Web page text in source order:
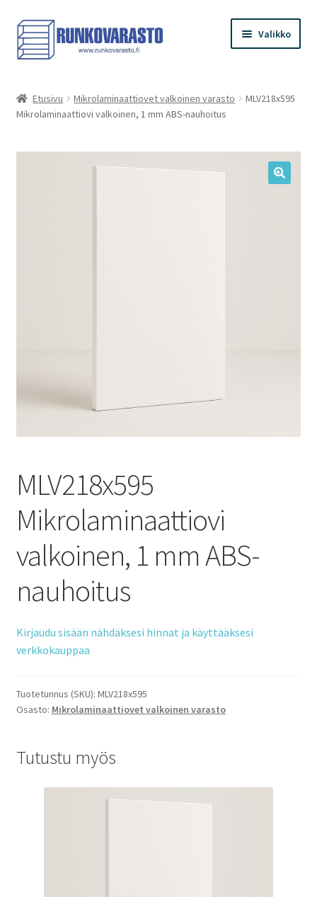
Siirry
navigointiin
Siirry
sisältöön
Valikko
Kauppa
Ostoskori
Etusivu Mikrolaminaattiovet valkoinen varasto
MLV218x595
Mikrolaminaattiovi valkoinen, 1 mm ABS-nauhoitus
MLV218x595
Mikrolaminaattiovi
valkoinen, 1 mm ABS-
nauhoitus
Kirjaudu sisään nähdäksesi hinnat ja käyttääksesi
verkkokauppaa
Tuotetunnus (SKU): MLV218x595
Osasto: Mikrolaminaattiovet valkoinen varasto
Tutustu myös